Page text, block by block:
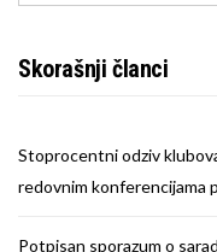
Skorašnji članci
Stoprocentni odziv
redovnim konferencijama
Potpisan sporazum o